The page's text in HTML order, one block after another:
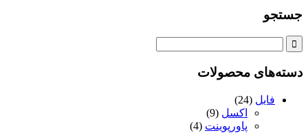
جستجو
دسته‌های محصولات
فایل (24)
اکسل (9)
پاورپوینت (4)